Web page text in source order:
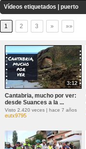
Vídeos etiquetados | puerto
1 2 3 » »»
3:12
Cantabria, mucho por ver:
desde Suances a la ...
Visto 2.420 veces | hace 7 años
eutx9795